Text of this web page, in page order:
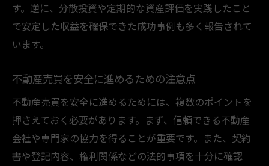
す。逆に、分散投資や定期的な資産評価を実践したこと
で安定した収益を確保できた成功事例も多く報告されて
います。
不動産売買を安全に進めるための注意点
不動産売買を安全に進めるためには、複数のポイントを
押さえておく必要があります。まず、信頼できる不動産
会社や専門家の協力を得ることが重要です。また、契約
書や登記内容、権利関係などの法的事項を十分に確認